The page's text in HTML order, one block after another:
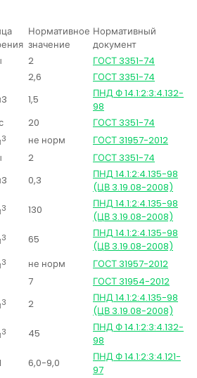
Нормативное
значение
Нормативный
документ
2
ГОСТ 3351-74
2,6
ГОСТ 3351-74
1,5
ПНД Ф 14.1:2:3:4.132-
98
20
ГОСТ 3351-74
3 не норм
ГОСТ 31957-2012
2
ГОСТ 3351-74
0,3
ПНД 14.1:2:4.135-98
(ЦВ 3.19.08-2008)
3 130
ПНД 14.1:2:4.135-98
(ЦВ 3.19.08-2008)
3 65
ПНД 14.1:2:4.135-98
(ЦВ 3.19.08-2008)
3 не норм
ГОСТ 31957-2012
7
ГОСТ 31954-2012
3 2
ПНД 14.1:2:4.135-98
(ЦВ 3.19.08-2008)
3 45
ПНД Ф 14.1:2:3:4.132-
98
6,0-9,0
ПНД Ф 14.1:2:3:4.121-
97